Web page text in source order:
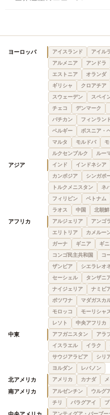
ヨーロッパ アイスランド アイル
アルメニア
アンドラ
エストニア
オランダ
ギリシャ
クロアチア
スウェーデン
スペイ
チェコ
デンマーク
バチカン
フィンラン
ベルギー
ボスニア・
マルタ
モルドバ
ルクセンブルク
ルー
アジア インド インドネシア
カンボジア
シンガポ
トルクメニスタン
ネ
フィリピン
ベトナム
ラオス
中国 北朝鮮
アフリカ アルジェリア アンゴ
エリトリア
カメルー
ガーナ
ギニア ギ
コンゴ民主共和国
コ
ザンビア
シエラレオ
セーシェル
タンザニ
ナイジェリア
ナミビ
ボツワナ
マダガスカ
モロッコ
モーリシャ
レソト
中央アフリカ
中東 アフガニスタン アラ
イスラエル
イラク
サウジアラビア
シリ
ヨルダン
レバノン
北アメリカ アメリカ カナダ
南アメリカ アルゼンチン ウルグ
チリ
パラグアイ
アンティグア・バーブー